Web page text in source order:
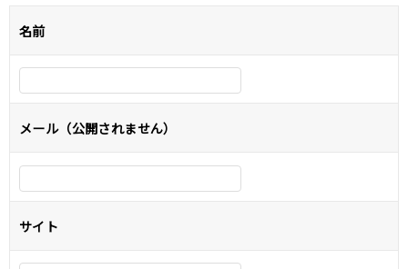
ー
シ
ョ
ン
名前
メール（公開されません）
サイト